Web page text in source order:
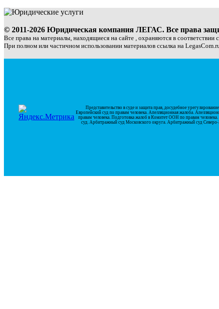
© 2011-2026 Юридическая компания ЛЕГАС. Все права
Все права на материалы, находящиеся на сайте , охраняются в соответствии
При полном или частичном использовании материалов ссылка на
Представительство в суде и защита прав, досудебное
Европейский суд по правам человека. Апелляционная жалоба.
правам человека. Подготовка жалоб в Комитет ООН по правам
суд. Арбитражный суд Московского округа. Арбитражный суд